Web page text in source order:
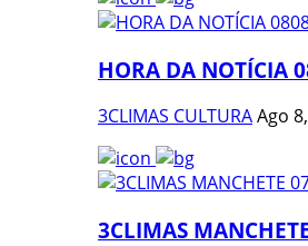
HORA DA NOTÍCIA
3CLIMAS CULTURAAgo
3CLIMAS